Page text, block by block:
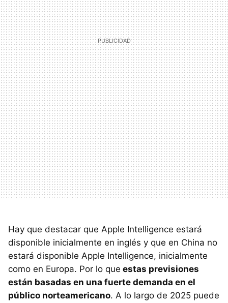
Hay que destacar que Apple Intelligence estará
disponible inicialmente en inglés y que en China no
estará disponible Apple Intelligence, inicialmente
como en Europa. Por lo que estas previsiones
están basadas en una fuerte demanda en el
público norteamericano. A lo largo de 2025 puede